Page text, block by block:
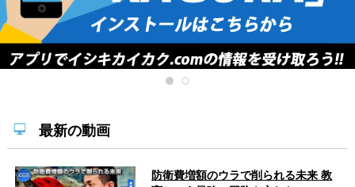
セミナーに参加
研修・ツアーに参加
最新の動画
防衛費増額のウラで削られる未来 教